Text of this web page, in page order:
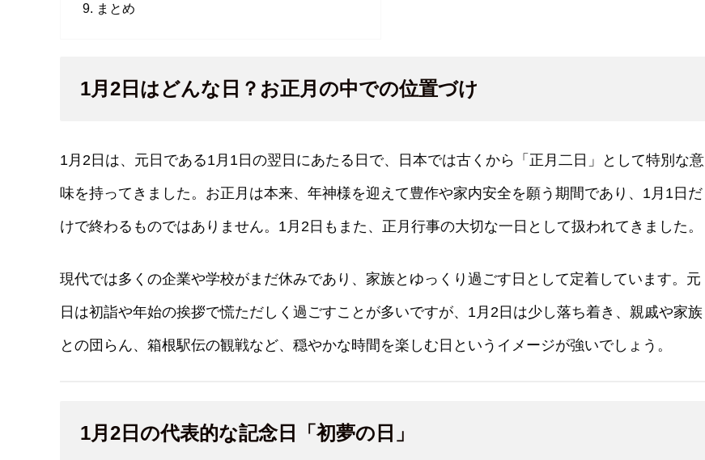
まとめ
1月2日はどんな日？お正月の中での位置づけ
1月2日は、元日である1月1日の翌日にあたる日で、日本では古くから「正月二日」として特別な意
味を持ってきました。お正月は本来、年神様を迎えて豊作や家内安全を願う期間であり、1月1日だ
けで終わるものではありません。1月2日もまた、正月行事の大切な一日として扱われてきました。
現代では多くの企業や学校がまだ休みであり、家族とゆっくり過ごす日として定着しています。元
日は初詣や年始の挨拶で慌ただしく過ごすことが多いですが、1月2日は少し落ち着き、親戚や家族
との団らん、箱根駅伝の観戦など、穏やかな時間を楽しむ日というイメージが強いでしょう。
1月2日の代表的な記念日「初夢の日」